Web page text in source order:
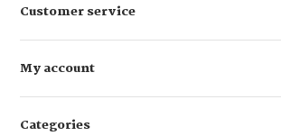
Customer service
My account
Categories